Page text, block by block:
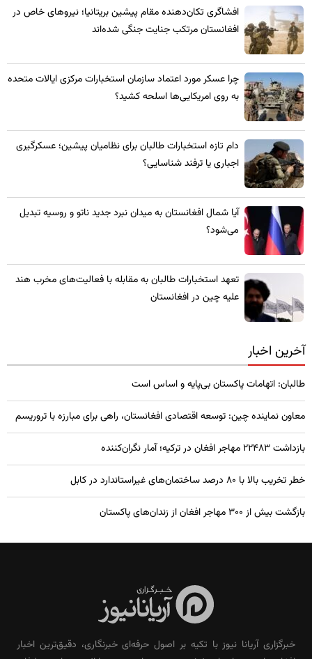
​افشاگری تکان‌دهنده مقام پیشین بریتانیا؛ نیروهای خاص در
افغانستان مرتکب جنایت جنگی شده‌اند
چرا عسکر مورد اعتماد سازمان استخبارات مرکزی ایالات متحده
به روی امریکایی‌ها اسلحه کشید؟
​دام تازه استخبارات طالبان برای نظامیان پیشین؛ عسکرگیری
اجباری یا ترفند شناسایی؟
​آیا شمال افغانستان به میدان نبرد جدید ناتو و روسیه تبدیل
می‌شود؟
تعهد استخبارات طالبان به مقابله با فعالیت‌های مخرب هند
علیه چین در افغانستان
آخرین اخبار
طالبان: اتهامات پاکستان بی‌پایه و اساس است
معاون نماینده چین: توسعه اقتصادی افغانستان، راهی برای مبارزه با تروریسم
بازداشت ۲۲۴۸۳ مهاجر افغان در ترکیه؛ آمار نگران‌کننده
خطر تخریب بالا با ۸۰ درصد ساختمان‌های غیراستاندارد در کابل
بازگشت بیش از ۳۰۰ مهاجر افغان از زندان‌های پاکستان
خبرگزاری آریانا نیوز با تکیه بر اصول حرفه‌ای خبرنگاری، دقیق‌ترین اخبار